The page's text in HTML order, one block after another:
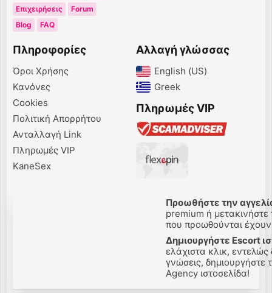
Επιχειρήσεις
Forum
Blog
FAQ
Πληροφορίες
Όροι Χρήσης
Κανόνες
Cookies
Πολιτική Απορρήτου
Ανταλλαγή Link
Πληρωμές VIP
KaneSex
Αλλαγή γλώσσας
English (US)‎
Greek‎
Πληρωμές VIP
Προωθήστε την
premium ή μετακινήστε
που προωθούνται έχουν
Δημιουργήστε Escort
ελάχιστα κλικ,
γνώσεις, δημιουργήστε
Agency ιστοσελίδα!